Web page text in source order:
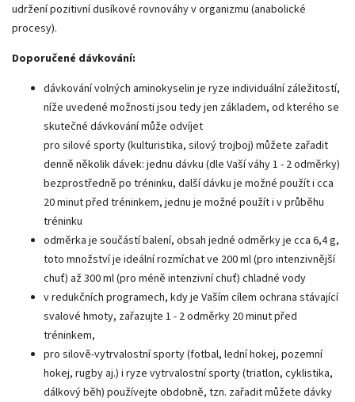
udržení pozitivní dusíkové rovnováhy v organizmu (anabolické
procesy).
Doporučené dávkování:
dávkování volných aminokyselin je ryze individuální záležitostí,
níže uvedené možnosti jsou tedy jen základem, od kterého se
skutečné dávkování může odvíjet
pro silové sporty (kulturistika, silový trojboj) můžete zařadit
denně několik dávek: jednu dávku (dle Vaší váhy 1 - 2 odměrky)
bezprostředně po tréninku, další dávku je možné použít i cca
20 minut před tréninkem, jednu je možné použít i v průběhu
tréninku
odměrka je součástí balení, obsah jedné odměrky je cca 6,4 g,
toto množství je ideální rozmíchat ve 200 ml (pro intenzivnější
chuť) až 300 ml (pro méně intenzivní chuť) chladné vody
v redukčních programech, kdy je Vaším cílem ochrana stávající
svalové hmoty, zařazujte 1 - 2 odměrky 20 minut před
tréninkem,
pro silově-vytrvalostní sporty (fotbal, lední hokej, pozemní
hokej, rugby aj.) i ryze vytrvalostní sporty (triatlon, cyklistika,
dálkový běh) používejte obdobně, tzn. zařadit můžete dávky